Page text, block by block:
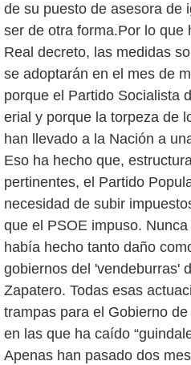
de su puesto de asesora de
ser de otra forma.Por lo que
Real decreto, las medidas
se adoptarán en el mes de
porque el Partido Socialista
erial y porque la torpeza de
han llevado a la Nación a
Eso ha hecho que,
pertinentes, el Partido
necesidad de subir
que el PSOE impuso.
había hecho tanto daño
gobiernos del 'vendeburras'
Zapatero. Todas esas
trampas para el Gobierno
en las que ha caído
Apenas han pasado dos